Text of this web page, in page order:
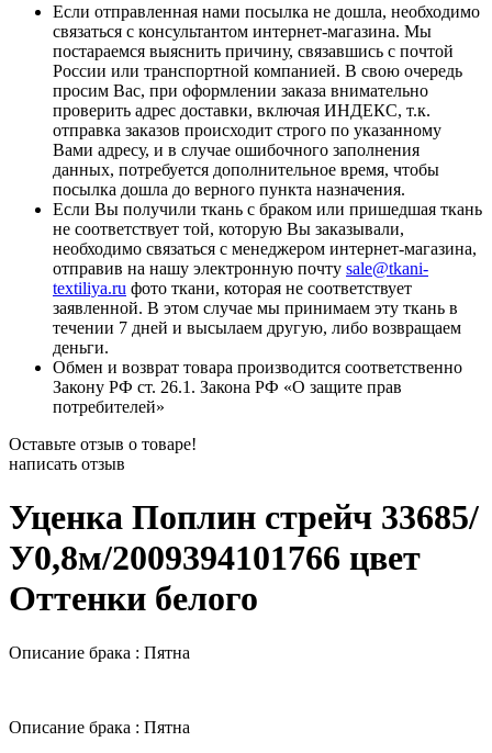
Если отправленная нами посылка не дошла, необходимо
связаться с консультантом интернет-магазина. Мы
постараемся выяснить причину, связавшись с почтой
России или транспортной компанией. В свою очередь
просим Вас, при оформлении заказа внимательно
проверить адрес доставки, включая ИНДЕКС, т.к.
отправка заказов происходит строго по указанному
Вами адресу, и в случае ошибочного заполнения
данных, потребуется дополнительное время, чтобы
посылка дошла до верного пункта назначения.
Если Вы получили ткань с браком или пришедшая ткань
не соответствует той, которую Вы заказывали,
необходимо связаться с менеджером интернет-магазина,
отправив на нашу электронную почту sale@tkani-
textiliya.ru фото ткани, которая не соответствует
заявленной. В этом случае мы принимаем эту ткань в
течении 7 дней и высылаем другую, либо возвращаем
деньги.
Обмен и возврат товара производится соответственно
Закону РФ ст. 26.1. Закона РФ «О защите прав
потребителей»
Оставьте отзыв о товаре!
написать отзыв
Уценка Поплин стрейч 33685/
У0,8м/2009394101766 цвет
Оттенки белого
Описание брака : Пятна
Описание брака : Пятна